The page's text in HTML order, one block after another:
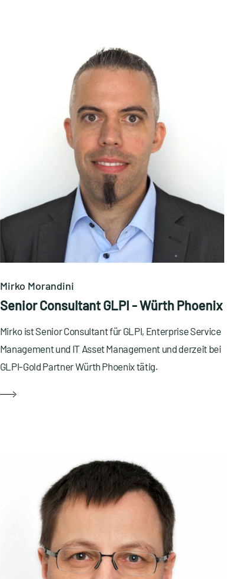
Mirko Morandini
Senior Consultant GLPI - Würth Phoenix
Mirko ist Senior Consultant für GLPI, Enterprise Service
Management und IT Asset Management und derzeit bei
GLPI-Gold Partner Würth Phoenix tätig.